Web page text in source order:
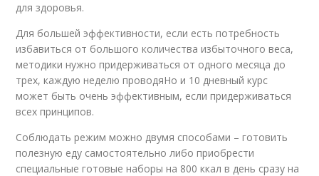
для здоровья.
Для большей эффективности, если есть потребность
избавиться от большого количества избыточного веса,
методики нужно придерживаться от одного месяца до
трех, каждую неделю проводяНо и 10 дневный курс
может быть очень эффективным, если придерживаться
всех принципов.
Соблюдать режим можно двумя способами – готовить
полезную еду самостоятельно либо приобрести
специальные готовые наборы на 800 ккал в день сразу на